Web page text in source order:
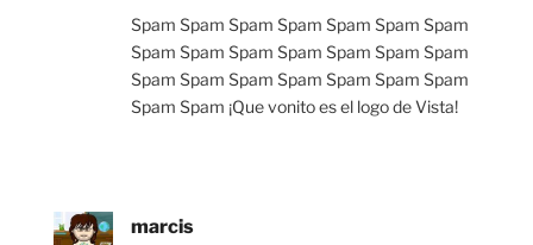
Spam Spam Spam Spam Spam Spam Spam
Spam Spam Spam Spam Spam Spam Spam
Spam Spam Spam Spam Spam Spam Spam
Spam Spam ¡Que vonito es el logo de Vista!
marcis